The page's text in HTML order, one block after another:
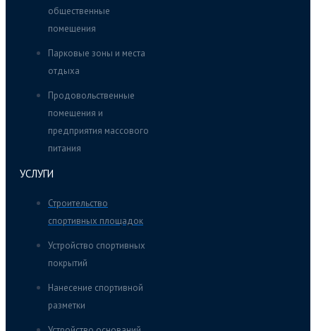
общественные
помещения
Парковые зоны и места
отдыха
Продовольственные
помещения и
предприятия массового
питания
УСЛУГИ
Строительство
спортивных площадок
Устройство спортивных
покрытий
Нанесение спортивной
разметки